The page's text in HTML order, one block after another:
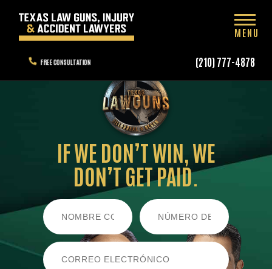
FREE CONSULTATION (210) 777-4878
MENU
IF WE DON’T WIN, WE
DON’T GET PAID.